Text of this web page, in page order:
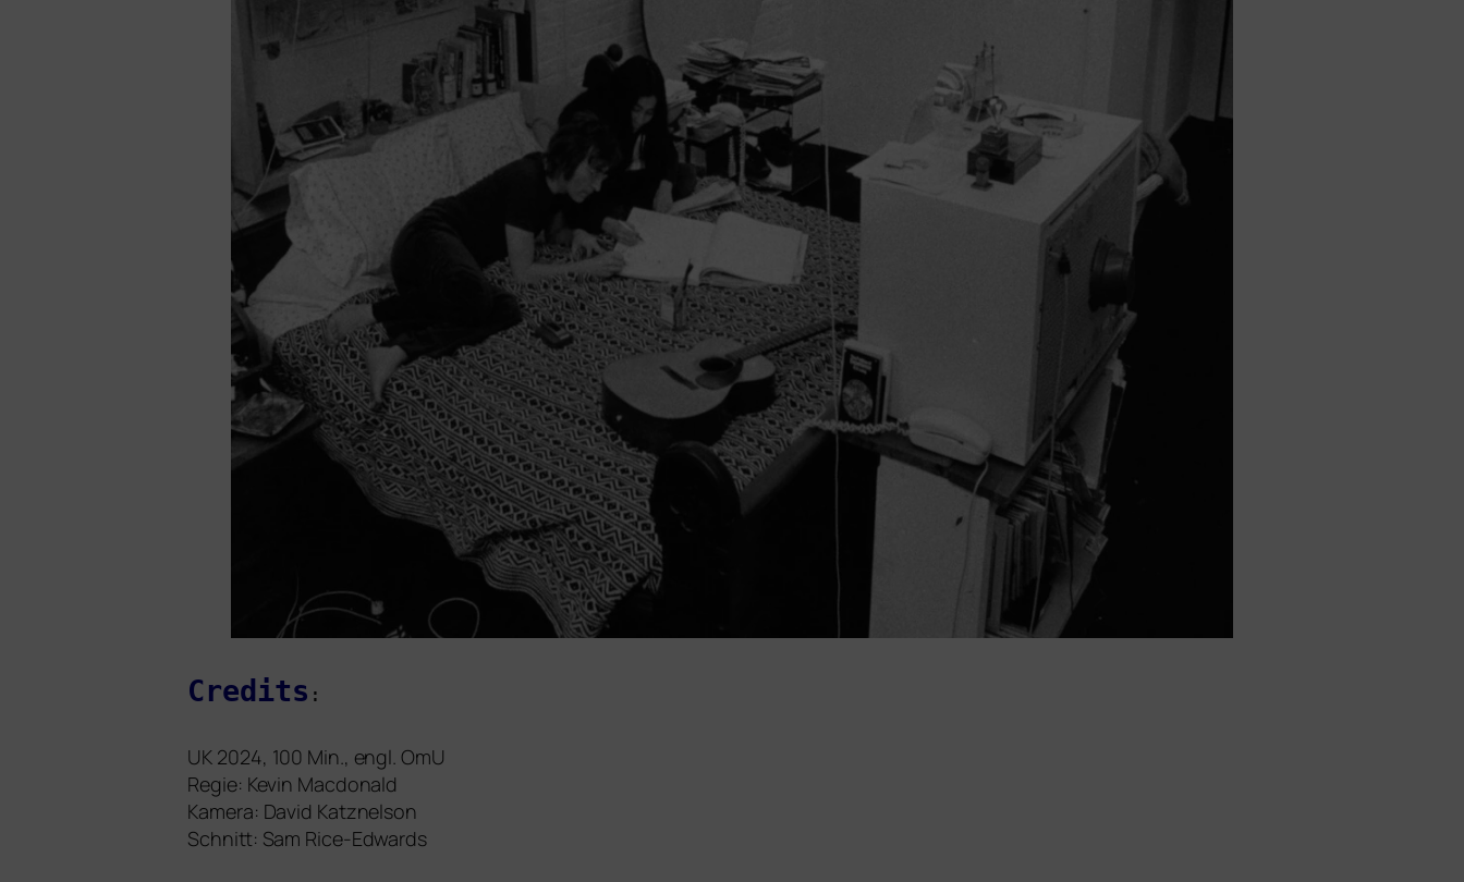
Credits :
UK 2024, 100 Min., engl. OmU
Regie: Kevin Macdonald
Kamera: David Katznelson
Schnitt: Sam Rice-Edwards